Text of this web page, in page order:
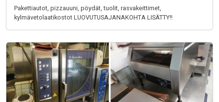
Pakettiautot, pizzauuni, pöydät, tuolit, rasvakeittimet,
kylmävetolaatikostot LUOVUTUSAJANAKOHTA LISÄTTY!!